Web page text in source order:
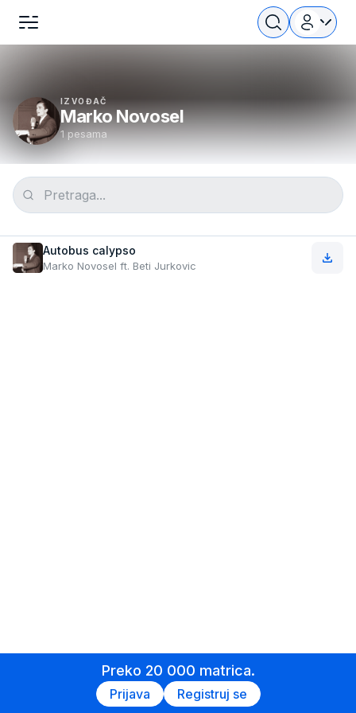
IZVOĐAČ
Marko Novosel
1 pesama
Autobus calypso
Marko Novosel ft. Beti Jurkovic
Preko 20 000 matrica.
Prijava Registruj se